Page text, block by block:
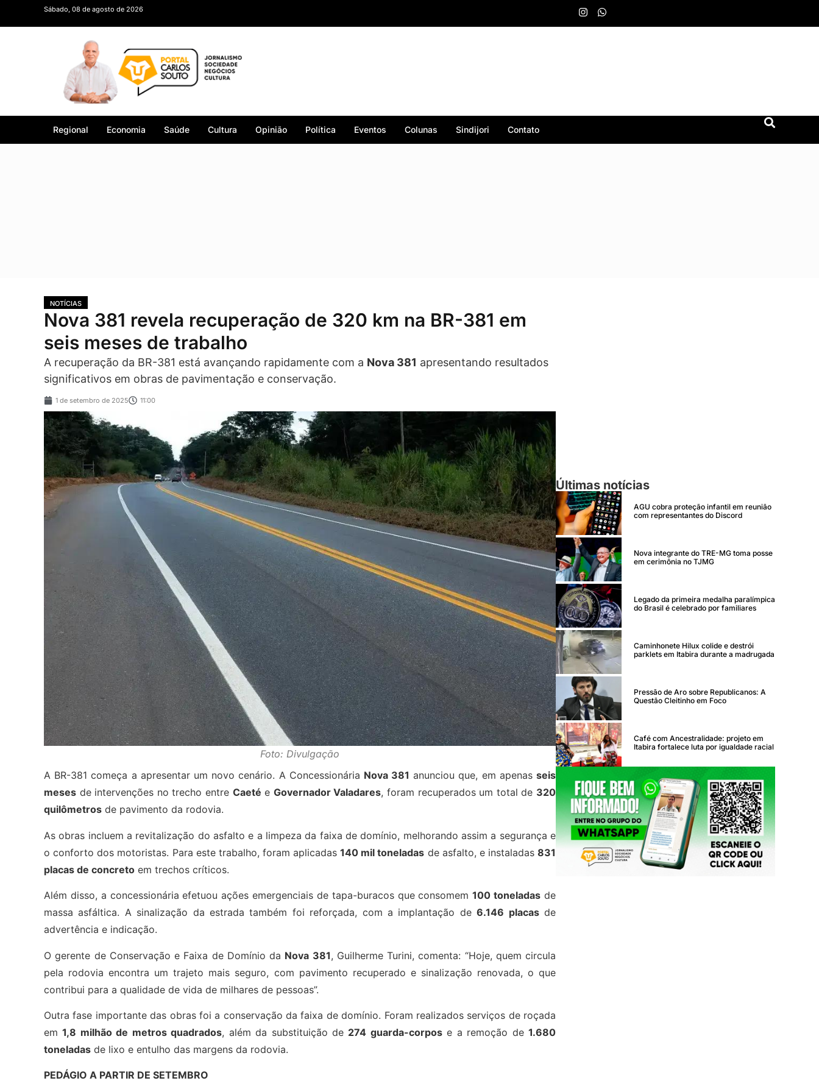
Sábado, 08 de agosto de 2026
Regional Economia Saúde Cultura Opinião Política Eventos Colunas Sindijori Contato
NOTÍCIAS
Nova 381 revela recuperação de 320 km na BR-381 em
seis meses de trabalho
A recuperação da BR-381 está avançando rapidamente com a Nova 381 apresentando resultados
significativos em obras de pavimentação e conservação.
1 de setembro de 2025 11:00
Foto: Divulgação
A BR-381 começa a apresentar um novo cenário. A Concessionária Nova 381 anunciou que, em apenas seis
meses de intervenções no trecho entre Caeté e Governador Valadares, foram recuperados um total de 320
quilômetros de pavimento da rodovia.
As obras incluem a revitalização do asfalto e a limpeza da faixa de domínio, melhorando assim a segurança e
o conforto dos motoristas. Para este trabalho, foram aplicadas140 mil toneladas de asfalto, e instaladas 831
placas de concreto em trechos críticos.
Além disso, a concessionária efetuou ações emergenciais de tapa-buracos que consomem100 toneladas de
massa asfáltica. A sinalização da estrada também foi reforçada, com a implantação de6.146 placasde
advertência e indicação.
O gerente de Conservação e Faixa de Domínio da Nova 381, Guilherme Turini, comenta: “Hoje, quem circula
pela rodovia encontra um trajeto mais seguro, com pavimento recuperado e sinalização renovada, o que
contribui para a qualidade de vida de milhares de pessoas”.
Outra fase importante das obras foi a conservação da faixa de domínio. Foram realizados serviços de roçada
em1,8 milhão de metros quadrados, além da substituição de 274 guarda-corpose a remoção de 1.680
toneladas de lixo e entulho das margens da rodovia.
PEDÁGIO A PARTIR DE SETEMBRO
Últimas notícias
AGU cobra proteção infantil em reunião
com representantes do Discord
Nova integrante do TRE-MG toma posse
em cerimônia no TJMG
Legado da primeira medalha paralímpica
do Brasil é celebrado por familiares
Caminhonete Hilux colide e destrói
parklets em Itabira durante a madrugada
Pressão de Aro sobre Republicanos: A
Questão Cleitinho em Foco
Café com Ancestralidade: projeto em
Itabira fortalece luta por igualdade racial